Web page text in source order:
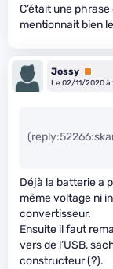
C’était une
mentionnait bien
Jossy Premium
Le 02/11/2020 à
Déjà la batterie a
même voltage ni
convertisseur.
Ensuite il faut
vers de l’USB,
constructeur (?).